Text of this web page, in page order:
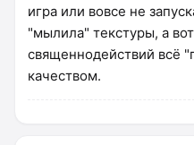
игра или вовсе не
"мылила" текстуры, а
священнодействий всё
качеством.